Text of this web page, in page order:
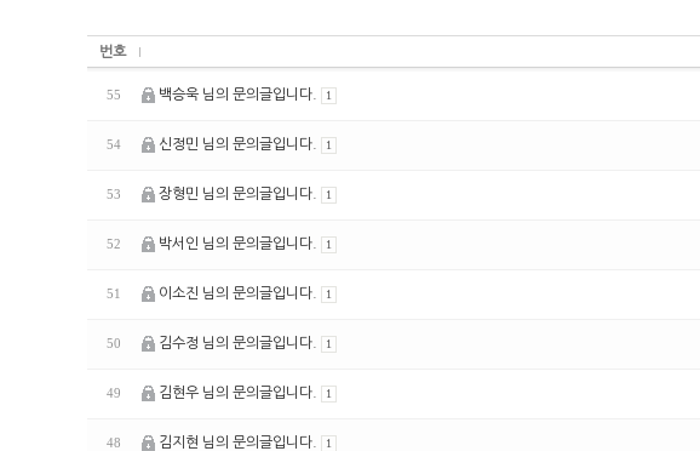
번호
55 백승욱 님의 문의글입니다. 1
54 신정민 님의 문의글입니다. 1
53 장형민 님의 문의글입니다. 1
52 박서인 님의 문의글입니다. 1
51 이소진 님의 문의글입니다. 1
50 김수정 님의 문의글입니다. 1
49 김현우 님의 문의글입니다. 1
48 김지현 님의 문의글입니다. 1